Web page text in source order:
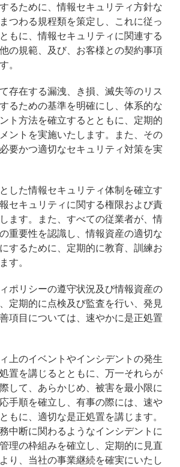
るために、情報セキュリティ方針な
つわる規程類を策定し、これに従っ
もに、情報セキュリティに関連する
の規範、及び、お客様との契約事項
。
存在する漏洩、き損、滅失等のリス
るための基準を明確にし、体系的な
ト方法を確立するとともに、定期的
ントを実施いたします。また、その
要かつ適切なセキュリティ対策を実
した情報セキュリティ体制を確立す
セキュリティに関する権限および責
ます。また、すべての従業者が、情
重要性を認識し、情報資産の適切な
するために、定期的に教育、訓練お
す。
ポリシーの遵守状況及び情報資産の
定期的に点検及び監査を行い、発見
項目については、速やかに是正処置
上のイベントやインシデントの発生
置を講じるとともに、万一それらが
して、あらかじめ、被害を最小限に
手順を確立し、有事の際には、速や
もに、適切な是正処置を講じます。
中断に関わるようなインシデントに
理の枠組みを確立し、定期的に見直
り、当社の事業継続を確実にいたし